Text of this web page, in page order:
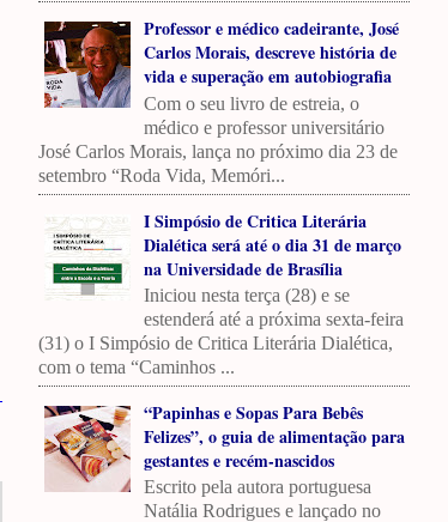
Professor e médico cadeirante, José
Carlos Morais, descreve história de
vida e superação em autobiografia
Com o seu livro de estreia, o
médico e professor universitário
José Carlos Morais, lança no próximo dia 23 de
setembro “Roda Vida, Memóri...
I Simpósio de Critica Literária
Dialética será até o dia 31 de março
na Universidade de Brasília
Iniciou nesta terça (28) e se
estenderá até a próxima sexta-feira
(31) o I Simpósio de Critica Literária Dialética,
com o tema “Caminhos ...
“Papinhas e Sopas Para Bebês
Felizes”, o guia de alimentação para
gestantes e recém-nascidos
Escrito pela autora portuguesa
Natália Rodrigues e lançado no